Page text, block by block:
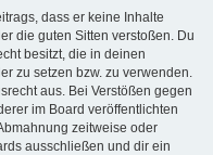
dass er keine Inhalte
die guten Sitten verstoßen. Du
besitzt, die in deinen
zu setzen bzw. zu verwenden.
aus. Bei Verstößen gegen
im Board veröffentlichten
zeitweise oder
ausschließen und dir ein